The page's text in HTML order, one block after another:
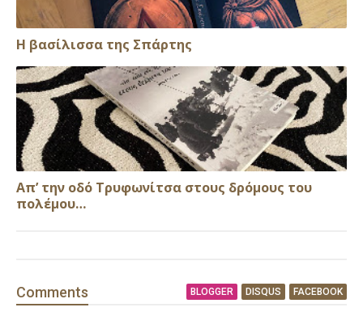
Η βασίλισσα της Σπάρτης
Απ’ την οδό Τρυφωνίτσα στους δρόμους του
πολέμου…
Comments BLOGGER DISQUS FACEBOOK